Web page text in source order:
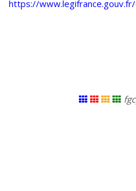
https://www.legifrance.gouv.fr/